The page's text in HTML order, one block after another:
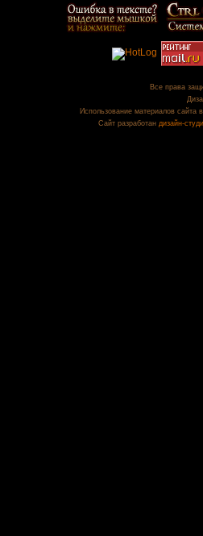
Все права
Использование материалов сайта
Сайт разработан дизайн-